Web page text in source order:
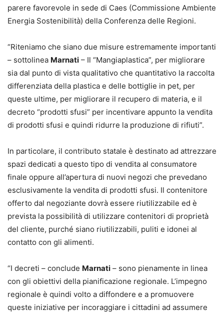
parere favorevole in sede di Caes (Commissione Ambiente
Energia Sostenibilità) della Conferenza delle Regioni.
“Riteniamo che siano due misure estremamente importanti
– sottolinea Marnati – Il “Mangiaplastica”, per migliorare
sia dal punto di vista qualitativo che quantitativo la raccolta
differenziata della plastica e delle bottiglie in pet, per
queste ultime, per migliorare il recupero di materia, e il
decreto “prodotti sfusi” per incentivare appunto la vendita
di prodotti sfusi e quindi ridurre la produzione di rifiuti”.
In particolare, il contributo statale è destinato ad attrezzare
spazi dedicati a questo tipo di vendita al consumatore
finale oppure all’apertura di nuovi negozi che prevedano
esclusivamente la vendita di prodotti sfusi. Il contenitore
offerto dal negoziante dovrà essere riutilizzabile ed è
prevista la possibilità di utilizzare contenitori di proprietà
del cliente, purché siano riutilizzabili, puliti e idonei al
contatto con gli alimenti.
“I decreti – conclude Marnati – sono pienamente in linea
con gli obiettivi della pianificazione regionale. L’impegno
regionale è quindi volto a diffondere e a promuovere
queste iniziative per incoraggiare i cittadini ad assumere